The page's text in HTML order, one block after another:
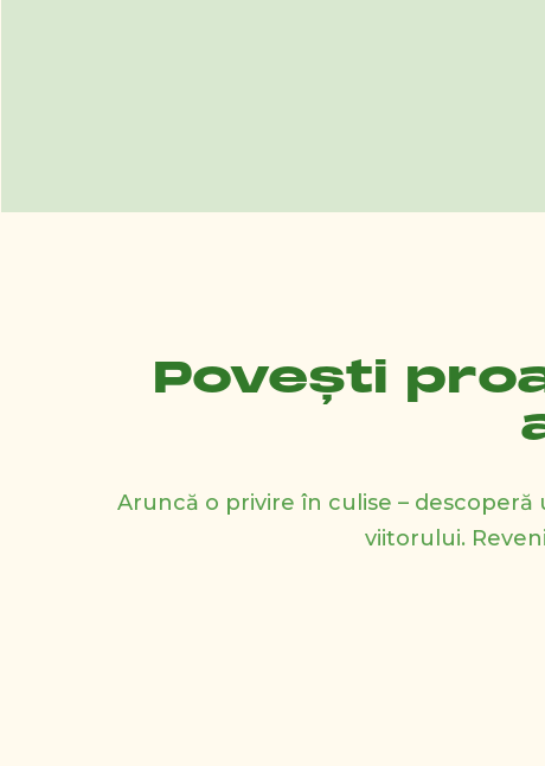
Povești
Aruncă o privire în culise –
viitorului.